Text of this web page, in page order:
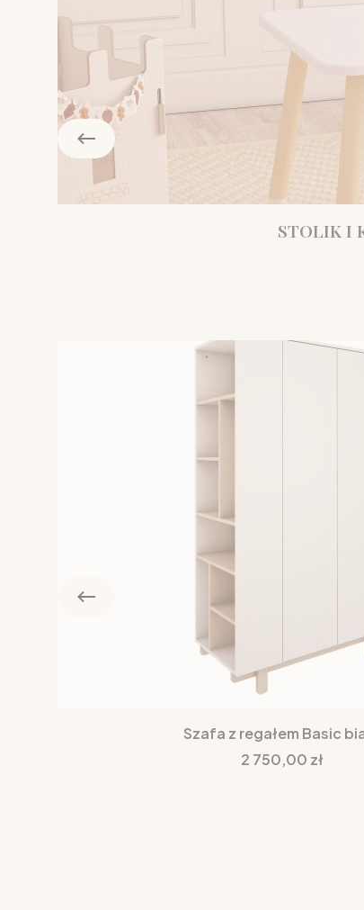
STOLIK I
Szafa z regałem Basic
Cena
2 750,00 zł